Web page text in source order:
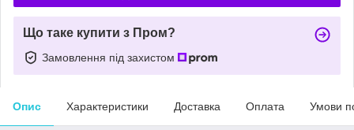
Що таке купити з Пром?
Замовлення під захистом
Опис Характеристики Доставка Оплата Умови